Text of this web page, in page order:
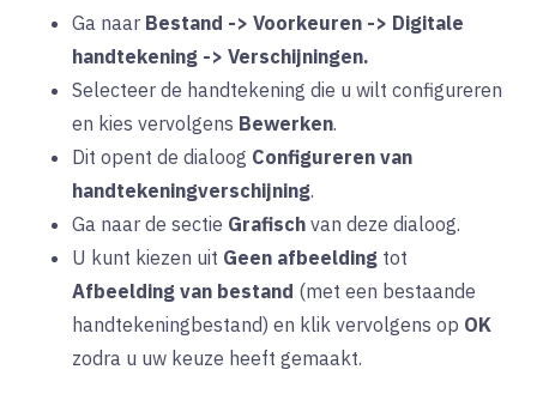
Ga naar Bestand -> Voorkeuren -> Digitale
handtekening -> Verschijningen.
Selecteer de handtekening die u wilt configureren
en kies vervolgens Bewerken.
Dit opent de dialoog Configureren van
handtekeningverschijning.
Ga naar de sectie Grafisch van deze dialoog.
U kunt kiezen uit Geen afbeelding tot
Afbeelding van bestand (met een bestaande
handtekeningbestand) en klik vervolgens op OK
zodra u uw keuze heeft gemaakt.